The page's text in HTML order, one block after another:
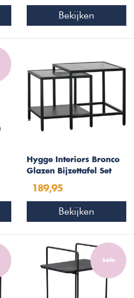
Bekijken
Hygge Interiors Bronco
Glazen Bijzettafel Set
189,95
Bekijken
Sale